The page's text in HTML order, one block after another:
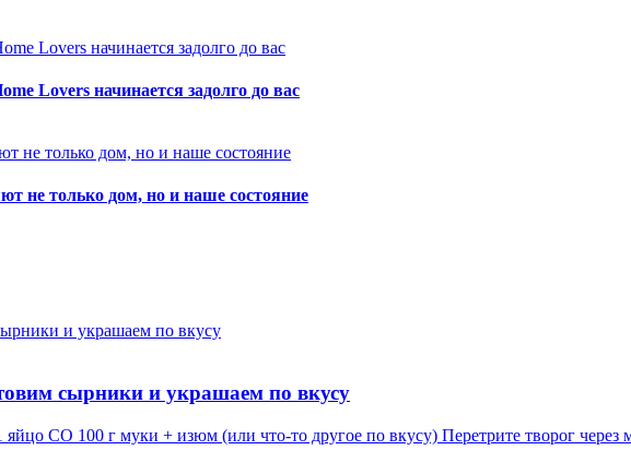
Lovers начинается задолго до вас
не только дом, но и наше состояние
сырники и украшаем по вкусу
яйцо СО 100 г муки + изюм (или что-то другое по вкусу) Перетрите творог через